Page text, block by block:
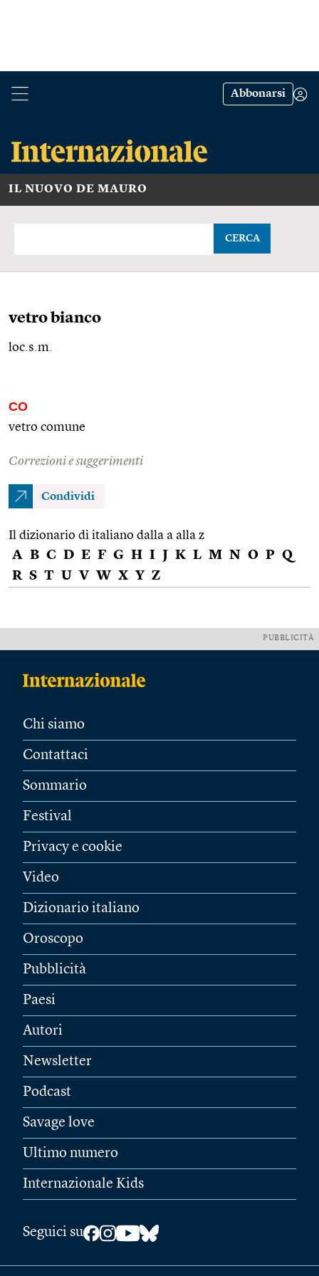
Abbonarsi
IL NUOVO DE MAURO
CERCA
vetro bianco
loc.s.m.
CO
vetro comune
Correzioni e suggerimenti
Condividi
Il dizionario di italiano dalla a alla z
A B C D E F G H I J K L M N O P Q
R S T U V W X Y Z
PUBBLICITÀ
Chi siamo
Contattaci
Sommario
Festival
Privacy e cookie
Video
Dizionario italiano
Oroscopo
Pubblicità
Paesi
Autori
Newsletter
Podcast
Savage love
Ultimo numero
Internazionale Kids
Seguici su